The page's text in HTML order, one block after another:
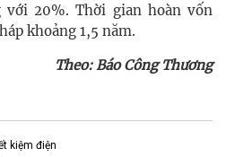
với 20%. Thời gian hoàn vốn
khoảng 1,5 năm.
Theo: Báo Công Thương
kiệm điện